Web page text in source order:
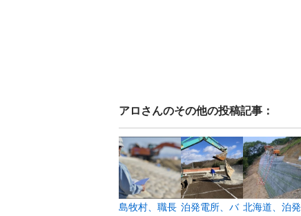
アロ さんのその他の投稿記事：
島牧村、職長 泊発電所、バ 北海道、泊発